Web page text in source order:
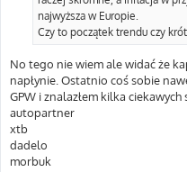
najwyższa w Europie.
Czy to początek trendu czy
No tego nie wiem ale widać że
napłynie. Ostatnio coś sobie
GPW i znalazłem kilka
autopartner
xtb
dadelo
morbuk